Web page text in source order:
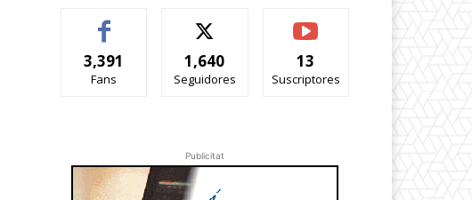
3,391
Fans
1,640
Seguidores
13
Suscriptores
Publicitat